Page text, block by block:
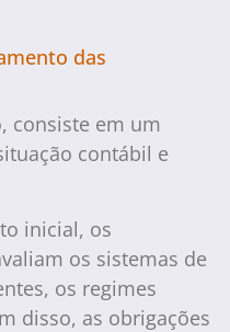
das
consiste em um
contábil e
inicial, os
os sistemas de
os regimes
disso, as obrigações